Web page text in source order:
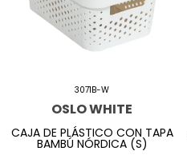
3071B-W
OSLO WHITE
CAJA DE PLÁSTICO CON TAPA
BAMBÚ NÓRDICA (S)